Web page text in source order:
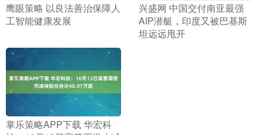
​鹰眼策略 以良法善治保障人
工智能健康发展
​兴盛网 中国交付南亚最强
AIP潜艇，印度又被巴基斯
坦远远甩开
​掌乐策略APP下载 华宏科